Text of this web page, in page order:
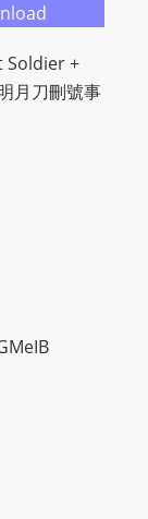
Soldier +
月刀刪號事